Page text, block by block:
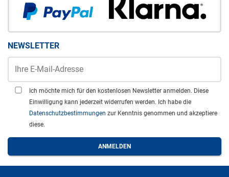
NEWSLETTER
Ich möchte mich für den kostenlosen Newsletter anmelden. Diese
Einwilligung kann jederzeit widerrufen werden. Ich habe die
Datenschutzbestimmungen zur Kenntnis genommen und akzeptiere
diese.